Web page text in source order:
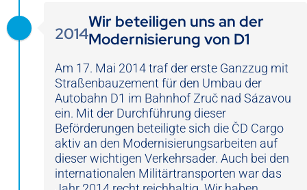
2014
Wir beteiligen uns an der
Modernisierung von D1
Am 17. Mai 2014 traf der erste Ganzzug mit
Straßenbauzement für den Umbau der
Autobahn D1 im Bahnhof Zruč nad Sázavou
ein. Mit der Durchführung dieser
Beförderungen beteiligte sich die ČD Cargo
aktiv an den Modernisierungsarbeiten auf
dieser wichtigen Verkehrsader. Auch bei den
internationalen Militärtransporten war das